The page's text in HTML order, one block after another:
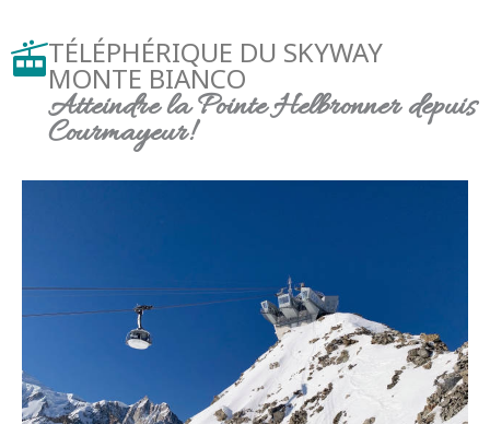
TÉLÉPHÉRIQUE DU SKYWAY
MONTE BIANCO
Atteindre la Pointe Helbronner depuis
Courmayeur!